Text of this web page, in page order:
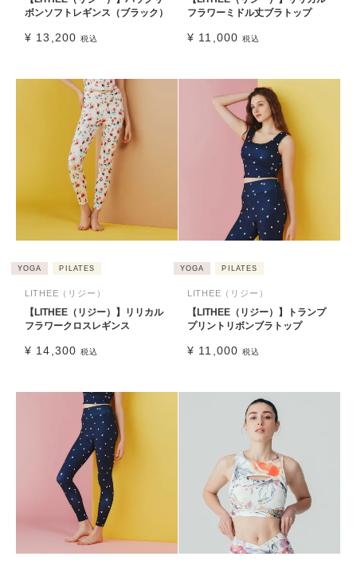
ボンソフトレギンス（ブラック）
¥ 13,200 税込
フラワーミドル丈ブラトップ
¥ 11,000 税込
YOGA PILATES
LITHEE（リジー）
【LITHEE（リジー）】リリカル
フラワークロスレギンス
¥ 14,300 税込
YOGA PILATES
LITHEE（リジー）
【LITHEE（リジー）】トランプ
プリントリボンブラトップ
¥ 11,000 税込